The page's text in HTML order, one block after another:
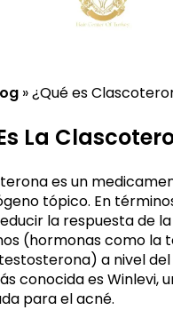
»¿Qué es
La
es un
tópico. En
la respuesta de
(hormonas como la
a nivel
conocida es Winlevi,
para el acné.